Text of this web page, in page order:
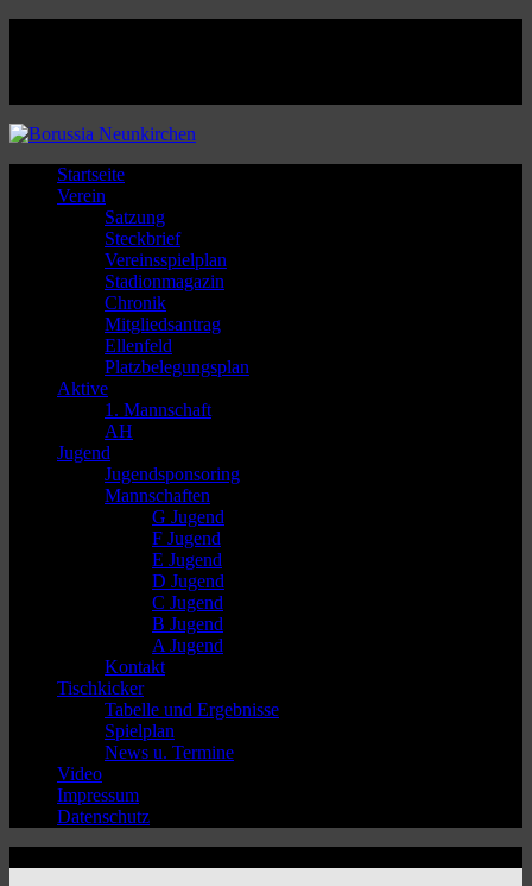
Startseite
Verein
Satzung
Steckbrief
Vereinsspielplan
Stadionmagazin
Chronik
Mitgliedsantrag
Ellenfeld
Platzbelegungsplan
Aktive
1. Mannschaft
AH
Jugend
Jugendsponsoring
Mannschaften
G Jugend
F Jugend
E Jugend
D Jugend
C Jugend
B Jugend
A Jugend
Kontakt
Tischkicker
Tabelle und Ergebnisse
Spielplan
News u. Termine
Video
Impressum
Datenschutz